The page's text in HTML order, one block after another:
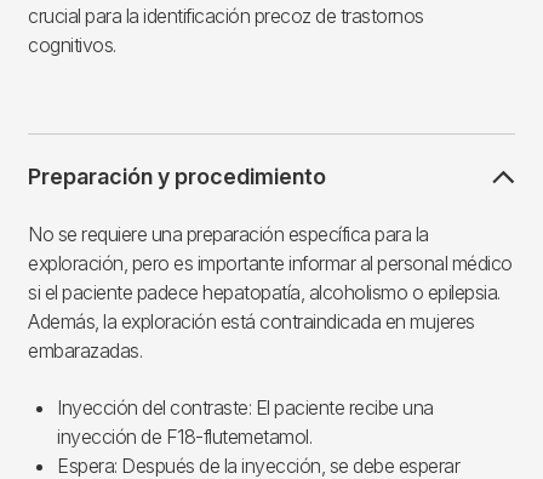
crucial para la identificación precoz de trastornos
cognitivos.
Preparación y procedimiento
No se requiere una preparación específica para la
exploración, pero es importante informar al personal médico
si el paciente padece hepatopatía, alcoholismo o epilepsia.
Además, la exploración está contraindicada en mujeres
embarazadas.
Inyección del contraste: El paciente recibe una
inyección de F18-flutemetamol.
Espera: Después de la inyección, se debe esperar